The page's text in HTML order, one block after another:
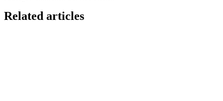
Related articles